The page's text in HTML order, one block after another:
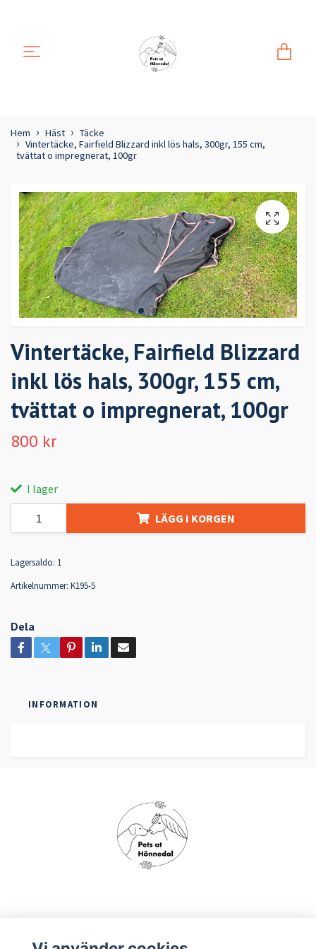
Hem Häst
Täcke
Vintertäcke, Fairfield Blizzard inkl lös hals, 300gr, 155 cm,
tvättat o impregnerat, 100gr
Vintertäcke, Fairfield Blizzard
inkl lös hals, 300gr, 155 cm,
tvättat o impregnerat, 100gr
800 kr
I lager
LÄGG I KORGEN
Lagersaldo: 1
Artikelnummer: K195-5
Dela
INFORMATION